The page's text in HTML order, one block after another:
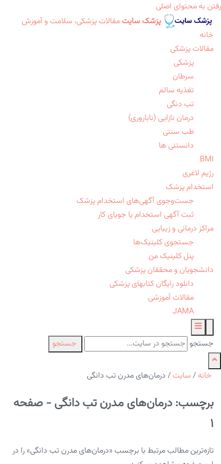
رفتن به محتوای اصلی
پزشک سایت مقالات پزشکی، سلامت و آموزش
خانه
مقالات پزشکی
پزشکی
سرطان
تغذیه سالم
تب دنگی
درمان نازایی (ناباروری)
طب سنتی
دانستنی ها
BMI
رژیم لاغری
استخدام پزشک
جست‌وجوی آگهی‌های استخدام پزشک
ثبت آگهی استخدام یا جویای کار
مراکز درمانی و زیبایی
جستجوی کلینیک‌ها
پنل کلینیک من
دانشجویان و محققان پزشکی
دانلود رایگان کتابهای پزشکی
مقالات آموزشی
JAMA
جستجو جستجو
خانه / سایت / درمان‌های مدرن تب دانگی
برچسب: درمان‌های مدرن تب دانگی - صفحه
1
تازه‌ترین مطالب مرتبط با برچسب «درمان‌های مدرن تب دانگی» را در